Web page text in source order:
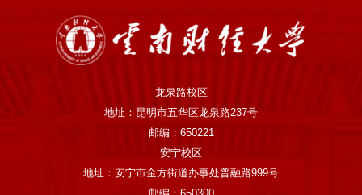
龙泉路校区
地址：昆明市五华区龙泉路237号
邮编：650221
安宁校区
地址：安宁市金方街道办事处普融路999号